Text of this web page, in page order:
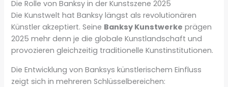
Die Rolle von Banksy in der Kunstszene 2025
Die Kunstwelt hat Banksy längst als revolutionären
Künstler akzeptiert. Seine Banksy Kunstwerke prägen
2025 mehr denn je die globale Kunstlandschaft und
provozieren gleichzeitig traditionelle Kunstinstitutionen.
Die Entwicklung von Banksys künstlerischem Einfluss
zeigt sich in mehreren Schlüsselbereichen: